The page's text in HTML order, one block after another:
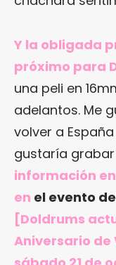
Y la obligada
próximo para
una peli en
adelantos. Me
volver a
gustaría
información en
en el evento
[Doldrums
Aniversario de